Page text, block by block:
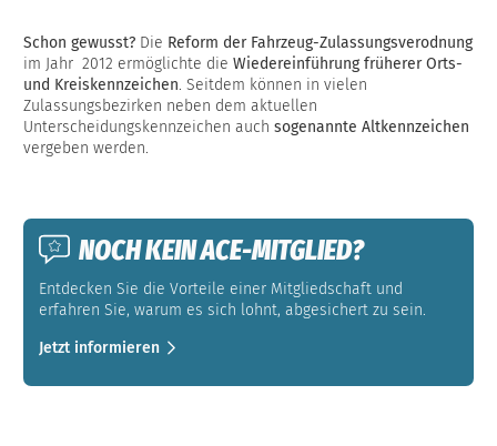
Schon gewusst? Die Reform der Fahrzeug-Zulassungsverodnung
im Jahr 2012 ermöglichte die Wiedereinführung früherer Orts-
und Kreiskennzeichen. Seitdem können in vielen
Zulassungsbezirken neben dem aktuellen
Unterscheidungskennzeichen auch sogenannte Altkennzeichen
vergeben werden.
NOCH KEIN ACE-MITGLIED?
Entdecken Sie die Vorteile einer Mitgliedschaft und
erfahren Sie, warum es sich lohnt, abgesichert zu sein.
Jetzt informieren